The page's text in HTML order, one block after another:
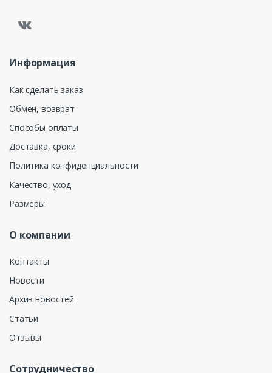
Информация
Как сделать заказ
Обмен, возврат
Способы оплаты
Доставка, сроки
Политика конфиденциальности
Качество, уход
Размеры
О компании
Контакты
Новости
Архив новостей
Статьи
Отзывы
Сотрудничество